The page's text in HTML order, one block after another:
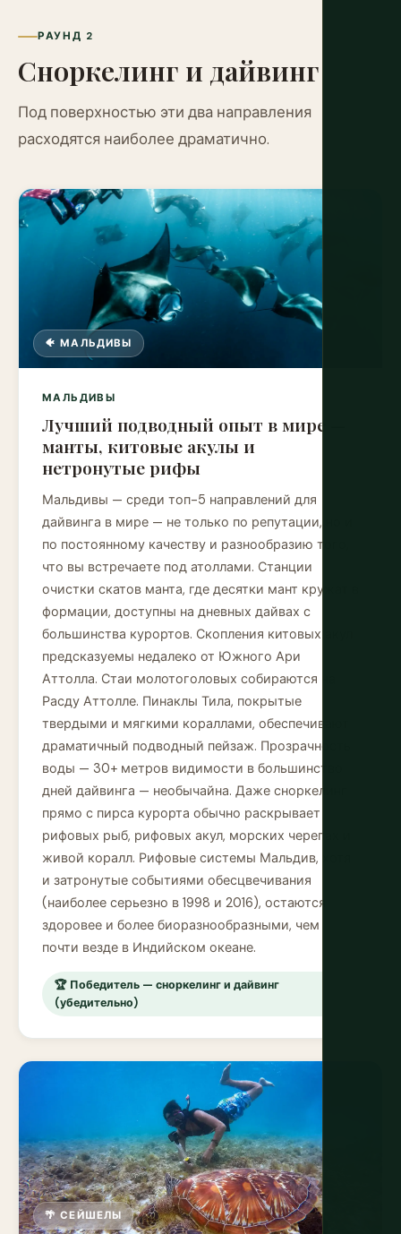
РАУНД 2
Сноркелинг и дайвинг
Под поверхностью эти два направления
расходятся наиболее драматично.
🐠 МАЛЬДИВЫ
МАЛЬДИВЫ
Лучший подводный опыт в мире —
манты, китовые акулы и
нетронутые рифы
Мальдивы — среди топ-5 направлений для
дайвинга в мире — не только по репутации, но и
по постоянному качеству и разнообразию того,
что вы встречаете под атоллами. Станции
очистки скатов манта, где десятки мант кружат в
формации, доступны на дневных дайвах с
большинства курортов. Скопления китовых акул
предсказуемы недалеко от Южного Ари
Аттолла. Стаи молотоголовых собираются на
Расду Аттолле. Пинаклы Тила, покрытые
твердыми и мягкими кораллами, обеспечивают
драматичный подводный пейзаж. Прозрачность
воды — 30+ метров видимости в большинство
дней дайвинга — необычайна. Даже сноркелинг
прямо с пирса курорта обычно раскрывает
рифовых рыб, рифовых акул, морских черепах и
живой коралл. Рифовые системы Мальдив, хотя
и затронутые событиями обесцвечивания
(наиболее серьезно в 1998 и 2016), остаются
здоровее и более биоразнообразными, чем
почти везде в Индийском океане.
🏆 Победитель — сноркелинг и дайвинг
(убедительно)
🌴 СЕЙШЕЛЫ